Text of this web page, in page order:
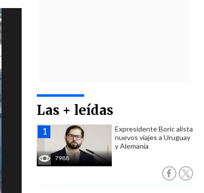
Las + leídas
7988
Expresidente Boric alista
nuevos viajes a Uruguay
y Alemania